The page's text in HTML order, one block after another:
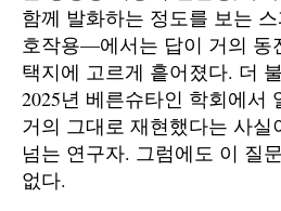
함께 발화하는 정도를 보는
호작용—에서는 답이 거의 동
택지에 고르게 흩어졌다. 더
2025년 베른슈타인 학회에서
거의 그대로 재현했다는 사실
넘는 연구자. 그럼에도 이 질
없다.